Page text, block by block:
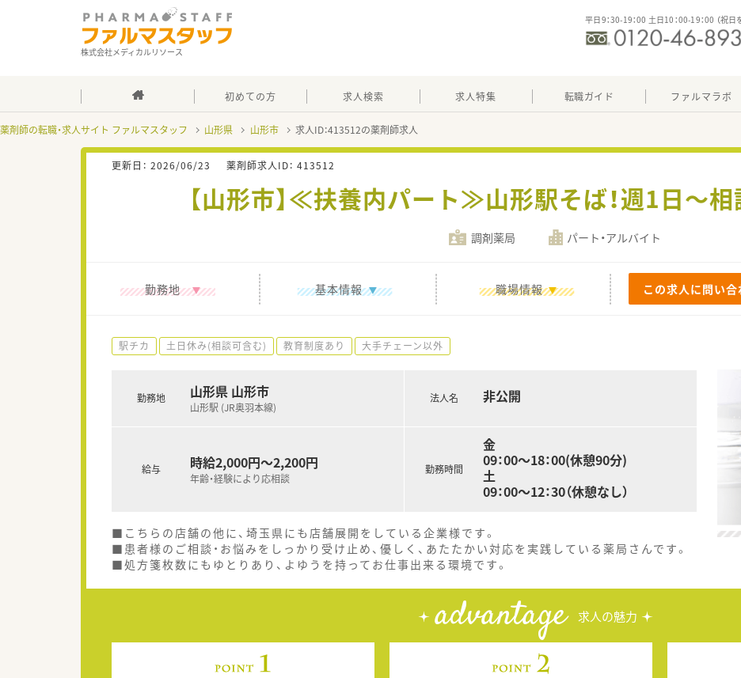
株式会社メディカルリソース
平日9：30-19：00 土日10：00-19：00 （祝日
初めての方 求人検索 求人特集 転職ガイド ファルマラボ
薬剤師の転職・求人サイト ファルマスタッフ 山形県 山形市 求人ID：413512の薬剤師求人
更新日： 2026/06/23 薬剤師求人ID： 413512
【山形市】≪扶養内パート≫山形駅そば！週1日～相
調剤薬局 パート・アルバイト
勤務地 基本情報 職場情報 この求人に問い合
駅チカ 土日休み(相談可含む) 教育制度あり 大手チェーン以外
勤務地 山形県 山形市
山形駅 (JR奥羽本線)
給与 時給2,000円～2,200円
年齢・経験により応相談
法人名 非公開
勤務時間
金
09：00～18：00(休憩90分)
土
09：00～12：30（休憩なし）
■こちらの店舗の他に、埼玉県にも店舗展開をしている企業様です。
■患者様のご相談・お悩みをしっかり受け止め、優しく、あたたかい対応を実践している薬局さんです。
■処方箋枚数にもゆとりあり、よゆうを持ってお仕事出来る環境です。
advantage 求人の魅力